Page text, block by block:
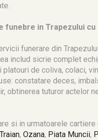
funebre in Trapezului
funerare din
includ sicrie complet
de coliva, colaci,
constatare deces,
obtinerea tuturor actelor
si in urmatoarele cartiere
, Ozana, Piata Muncii,